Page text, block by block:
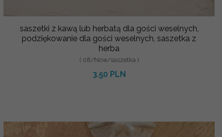
saszetki z kawą lub herbatą dla gości weselnych,
podziękowanie dla gości weselnych, saszetka z
herba
( 08/Now/saszetka )
3.50 PLN